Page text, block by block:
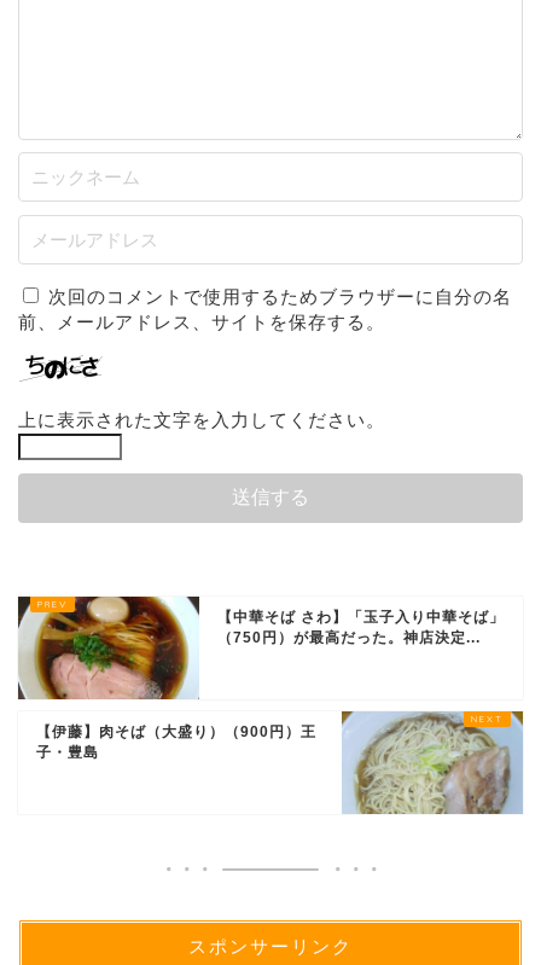
次回のコメントで使用するためブラウザーに自分の名
前、メールアドレス、サイトを保存する。
上に表示された文字を入力してください。
【中華そば さわ】「玉子入り中華そば」
（750円）が最高だった。神店決定...
【伊藤】肉そば（大盛り）（900円）王
子・豊島
スポンサーリンク